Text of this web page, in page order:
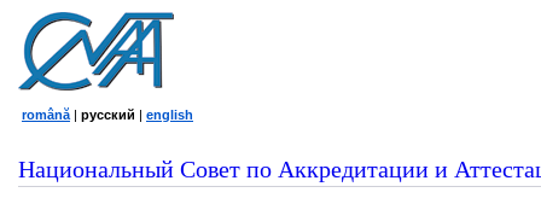
română | русский | english
Национальный Совет по Аккредитации и